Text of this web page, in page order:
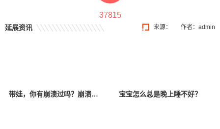
37815
来源： 作者：admin
延展资讯
带娃，你有崩溃过吗？崩溃以后该怎么办？ 宝宝怎么总是晚上睡不好？